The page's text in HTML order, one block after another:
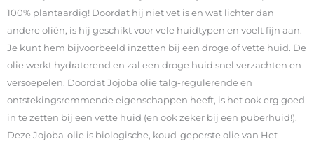
100% plantaardig! Doordat hij niet vet is en wat lichter dan
andere oliën, is hij geschikt voor vele huidtypen en voelt fijn aan.
Je kunt hem bijvoorbeeld inzetten bij een droge of vette huid. De
olie werkt hydraterend en zal een droge huid snel verzachten en
versoepelen. Doordat Jojoba olie talg-regulerende en
ontstekingsremmende eigenschappen heeft, is het ook erg goed
in te zetten bij een vette huid (en ook zeker bij een puberhuid!).
Deze Jojoba-olie is biologische, koud-geperste olie van Het